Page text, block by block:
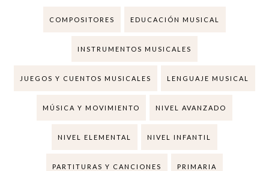
COMPOSITORES EDUCACIÓN MUSICAL
INSTRUMENTOS MUSICALES
JUEGOS Y CUENTOS MUSICALES LENGUAJE MUSICAL
MÚSICA Y MOVIMIENTO NIVEL AVANZADO
NIVEL ELEMENTAL NIVEL INFANTIL
PARTITURAS Y CANCIONES PRIMARIA